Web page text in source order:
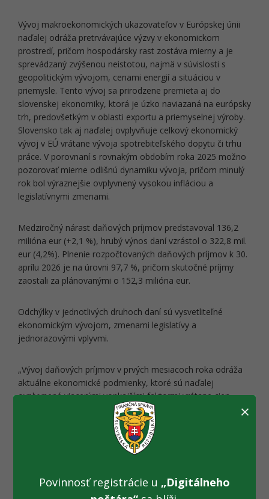
Vývoj makroekonomických ukazovateľov v Európskej únii
naďalej odráža pretrvávajúce výzvy v ekonomickom
prostredí, pričom hospodársky rast zostáva mierny a je
sprevádzaný zvýšenou neistotou, najmä v súvislosti s
geopolitickým vývojom, cenami energií a situáciou v
priemysle. Tento vývoj sa prirodzene premieta aj do
slovenskej ekonomiky, ktorá je úzko naviazaná na európsky
trh, predovšetkým v oblasti exportu a priemyselnej výroby.
Slovensko tak aj naďalej ovplyvňuje celkový ekonomický
vývoj v EÚ vrátane vývoja spotrebiteľského dopytu či trhu
práce. V porovnaní s rovnakým obdobím roka 2025 možno
pozorovať mierne odlišnú dynamiku vývoja, pričom minulý
rok bol výraznejšie ovplyvnený vysokou infláciou a
legislatívnymi zmenami.
Medziročný nárast daňových príjmov predstavoval 136,2
milióna eur (+2,1 %), hrubý výnos daní vzrástol o 322,8 mil.
eur (4,2%). Plnenie rozpočtovaných daňových príjmov k 30.
aprílu 2026 je na úrovni 97,7 %, pričom skutočné príjmy
zaostali za plánovanými o 152,3 milióna eur.
Odchýlky v jednotlivých druhoch daní sú vysvetliteľné
ekonomickým vývojom, zmenami legislatívy a
jednorazovými vplyvmi.
„Vývoj daňových príjmov v prvých mesiacoch roka odráža
aktuálne ekonomické podmienky, ktoré sú naďalej
ovplyvnené viacerými vonkajšími faktormi vrátane cien
energií či situácie v Európskej únii. Našou úlohou je
zabezpečiť spoľahlivý výber daní, transparentné procesy a
kvalitné služby pre verejnosť. Budeme pokračovať v
dôslednej analýze trendov a prijímať opatrenia na podporu
×
Povinnosť registrácie u „Digitálneho